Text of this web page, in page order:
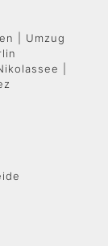
| Umzug
|